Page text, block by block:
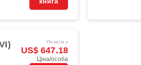
Почати з
US$ 647.18
Ціна/особа